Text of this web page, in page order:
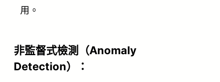
用。
非監督式檢測（Anomaly
Detection）：